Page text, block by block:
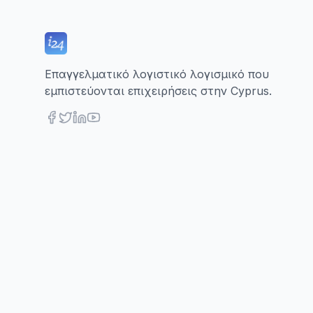
Επαγγελματικό λογιστικό λογισμικό που
εμπιστεύονται επιχειρήσεις στην Cyprus.